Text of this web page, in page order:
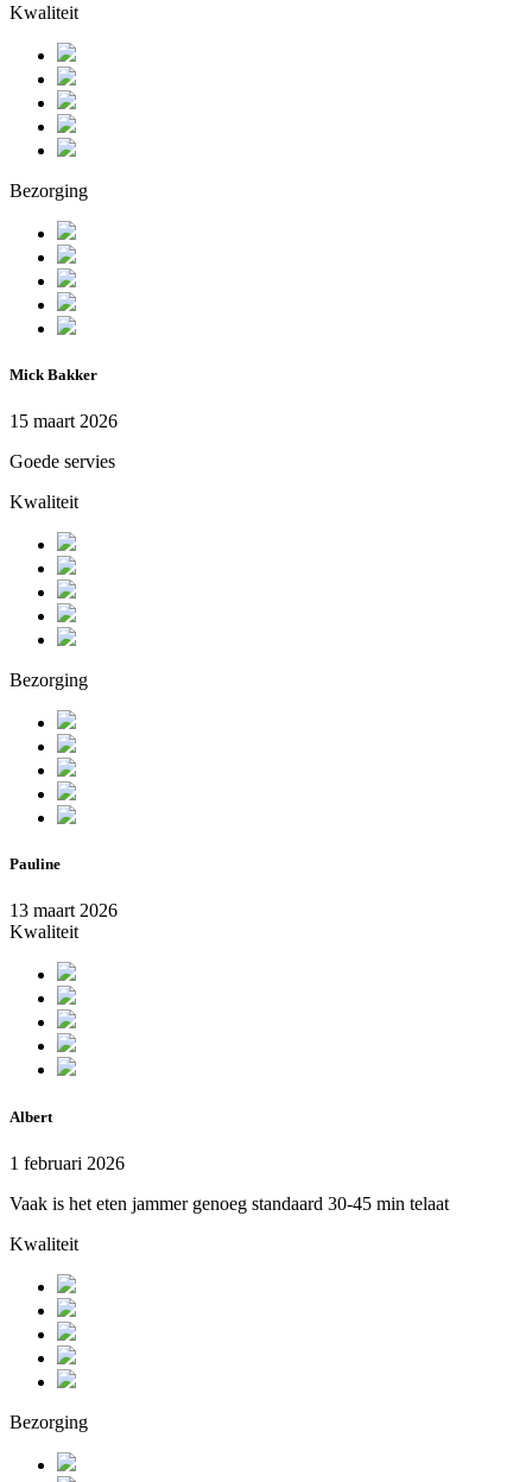
Kwaliteit
Bezorging
Mick Bakker
15 maart 2026
Goede servies
Kwaliteit
Bezorging
Pauline
13 maart 2026
Kwaliteit
Albert
1 februari 2026
Vaak is het eten jammer genoeg standaard 30-45 min telaat
Kwaliteit
Bezorging